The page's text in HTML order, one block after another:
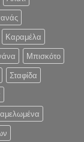
Καραμέλα
Μπισκότο
Σταφίδα